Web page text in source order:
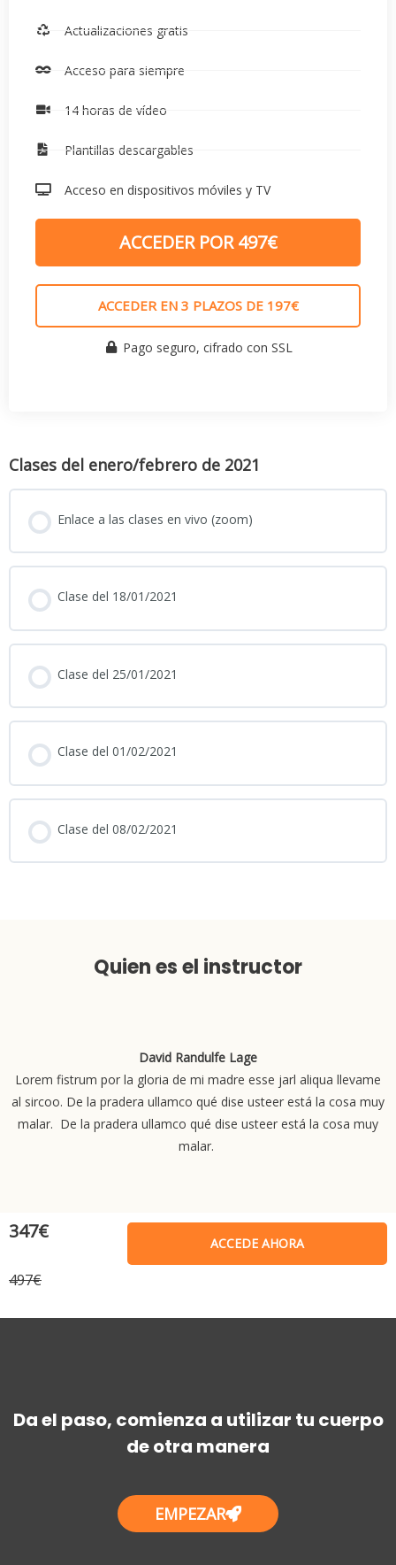
Actualizaciones gratis
Acceso para siempre
14 horas de vídeo
Plantillas descargables
Acceso en dispositivos móviles y TV
ACCEDER POR 497€
ACCEDER EN 3 PLAZOS DE 197€
Pago seguro, cifrado con SSL
Clases del enero/febrero de 2021
Enlace a las clases en vivo (zoom)
Clase del 18/01/2021
Clase del 25/01/2021
Clase del 01/02/2021
Clase del 08/02/2021
Quien es el instructor
David Randulfe Lage
Lorem fistrum por la gloria de mi madre esse jarl aliqua llevame
al sircoo. De la pradera ullamco qué dise usteer está la cosa muy
malar. De la pradera ullamco qué dise usteer está la cosa muy
malar.
347€
497€
ACCEDE AHORA
Da el paso, comienza a utilizar tu cuerpo
de otra manera
EMPEZAR